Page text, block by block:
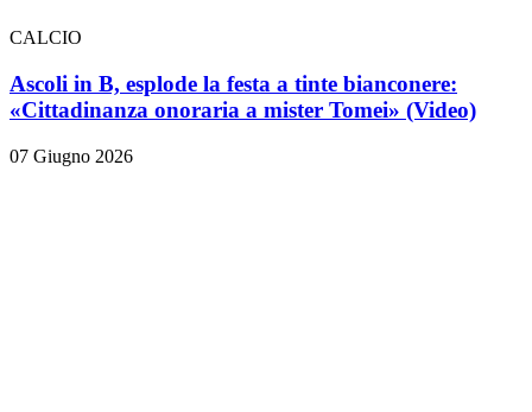
CALCIO
Ascoli in B, esplode la festa a tinte bianconere:
«Cittadinanza onoraria a mister Tomei» (Video)
07 Giugno 2026